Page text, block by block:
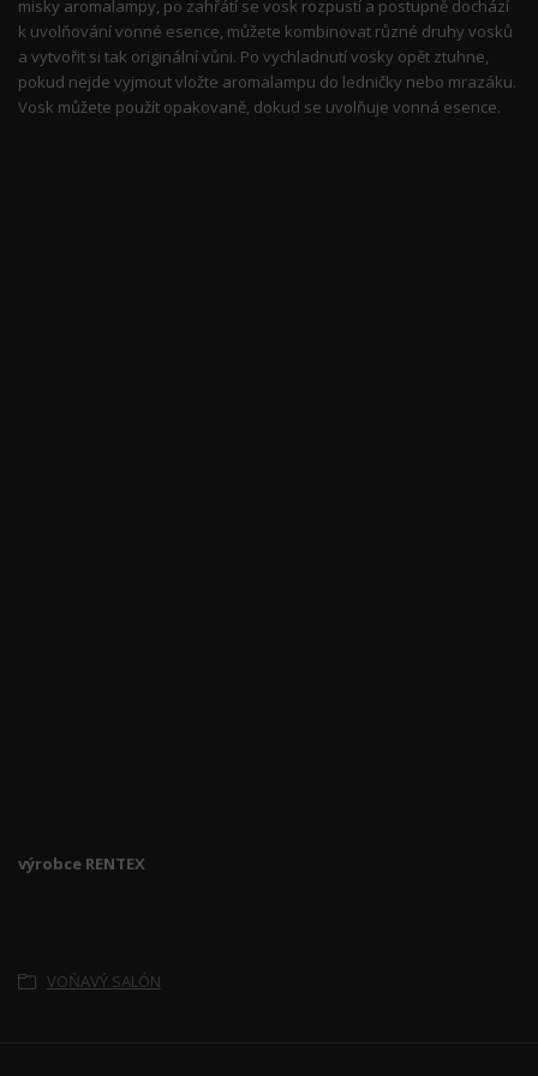
misky aromalampy, po zahřátí se vosk rozpustí a postupně dochází
k uvolňování vonné esence, můžete kombinovat různé druhy vosků
a vytvořit si tak originální vůni. Po vychladnutí vosky opět ztuhne,
pokud nejde vyjmout vložte aromalampu do ledničky nebo mrazáku.
Vosk můžete použít opakovaně, dokud se uvolňuje vonná esence.
výrobce RENTEX
VOŇAVÝ SALÓN